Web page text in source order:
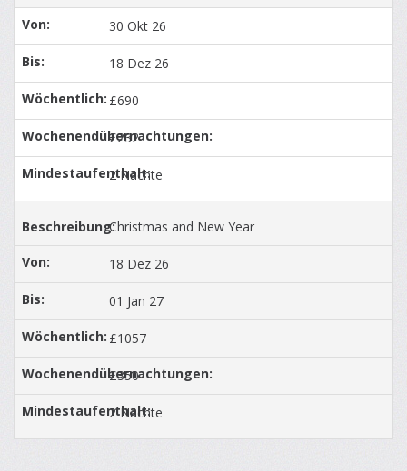
30 Okt 26
18 Dez 26
£690
£232
2 Nächte
Christmas and New Year
18 Dez 26
01 Jan 27
£1057
£350
2 Nächte